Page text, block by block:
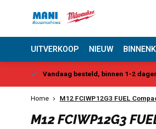
UITVERKOOP NIEUW
Vandaag besteld, binnen 1-2
Home M12 FCIWP12G3 FUEL
M12 FCIWP12G3